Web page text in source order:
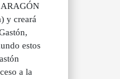
ARAGÓN
y creará
estos
a la